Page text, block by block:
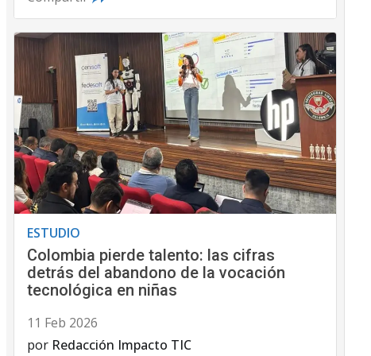
ESTUDIO
Colombia pierde talento: las cifras
detrás del abandono de la vocación
tecnológica en niñas
11 Feb 2026
por Redacción Impacto TIC